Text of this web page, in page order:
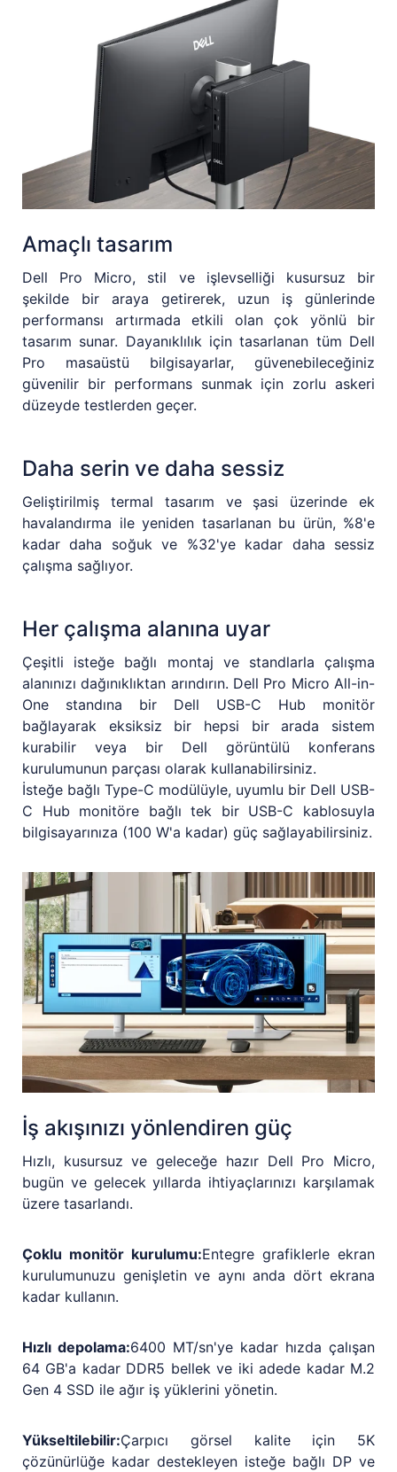
Amaçlı tasarım
Dell Pro Micro, stil ve işlevselliği kusursuz bir
şekilde bir araya getirerek, uzun iş günlerinde
performansı artırmada etkili olan çok yönlü bir
tasarım sunar. Dayanıklılık için tasarlanan tüm Dell
Pro masaüstü bilgisayarlar, güvenebileceğiniz
güvenilir bir performans sunmak için zorlu askeri
düzeyde testlerden geçer.
Daha serin ve daha sessiz
Geliştirilmiş termal tasarım ve şasi üzerinde ek
havalandırma ile yeniden tasarlanan bu ürün, %8'e
kadar daha soğuk ve %32'ye kadar daha sessiz
çalışma sağlıyor.
Her çalışma alanına uyar
Çeşitli isteğe bağlı montaj ve standlarla çalışma
alanınızı dağınıklıktan arındırın. Dell Pro Micro All-in-
One standına bir Dell USB-C Hub monitör
bağlayarak eksiksiz bir hepsi bir arada sistem
kurabilir veya bir Dell görüntülü konferans
kurulumunun parçası olarak kullanabilirsiniz.
İsteğe bağlı Type-C modülüyle, uyumlu bir Dell USB-
C Hub monitöre bağlı tek bir USB-C kablosuyla
bilgisayarınıza (100 W'a kadar) güç sağlayabilirsiniz.
İş akışınızı yönlendiren güç
Hızlı, kusursuz ve geleceğe hazır Dell Pro Micro,
bugün ve gelecek yıllarda ihtiyaçlarınızı karşılamak
üzere tasarlandı.
Çoklu monitör kurulumu:Entegre grafiklerle ekran
kurulumunuzu genişletin ve aynı anda dört ekrana
kadar kullanın.
Hızlı depolama:6400 MT/sn'ye kadar hızda çalışan
64 GB'a kadar DDR5 bellek ve iki adede kadar M.2
Gen 4 SSD ile ağır iş yüklerini yönetin.
Yükseltilebilir:Çarpıcı görsel kalite için 5K
çözünürlüğe kadar destekleyen isteğe bağlı DP ve